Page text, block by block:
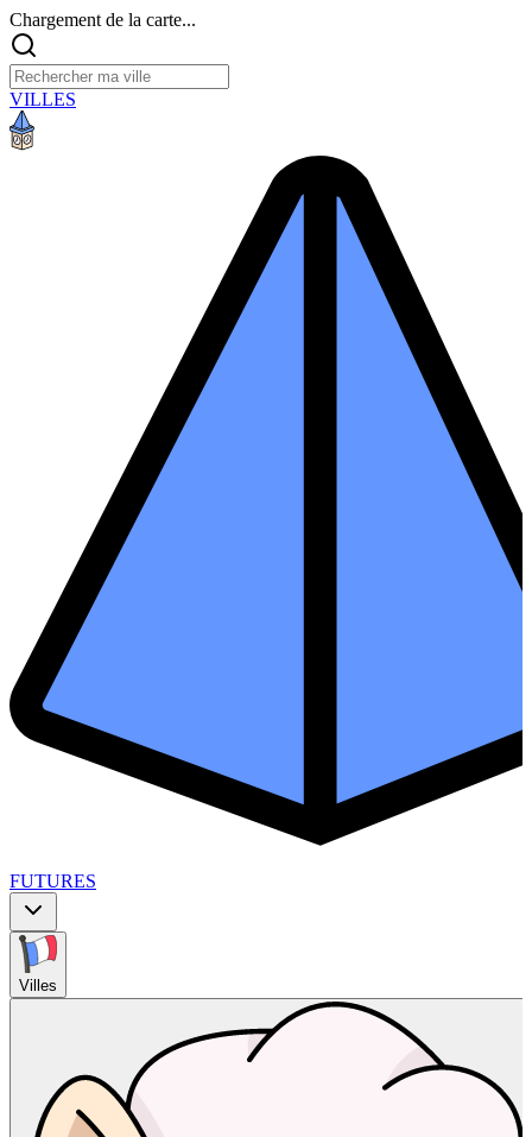
Chargement de la carte...
VILLES
FUTURES
Villes